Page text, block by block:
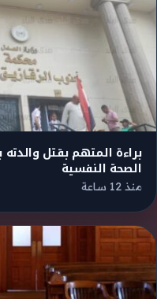
براءة المتهم بقتل
الصحة النفسية
منذ 12 ساعة